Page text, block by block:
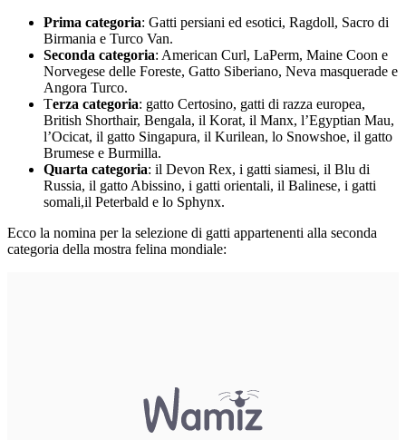
Prima categoria: Gatti persiani ed esotici, Ragdoll, Sacro di
Birmania e Turco Van.
Seconda categoria: American Curl, LaPerm, Maine Coon e
Norvegese delle Foreste, Gatto Siberiano, Neva masquerade e
Angora Turco.
Terza categoria: gatto Certosino, gatti di razza europea,
British Shorthair, Bengala, il Korat, il Manx, l’Egyptian Mau,
l’Ocicat, il gatto Singapura, il Kurilean, lo Snowshoe, il gatto
Brumese e Burmilla.
Quarta categoria: il Devon Rex, i gatti siamesi, il Blu di
Russia, il gatto Abissino, i gatti orientali, il Balinese, i gatti
somali,il Peterbald e lo Sphynx.
Ecco la nomina per la selezione di gatti appartenenti alla seconda
categoria della mostra felina mondiale: